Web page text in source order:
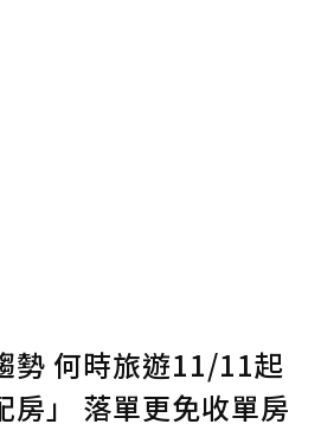
勢 何時旅遊11/11起
房」 落單更免收單房